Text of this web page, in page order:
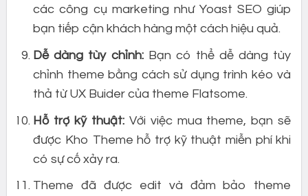
các công cụ marketing như Yoast SEO giúp
bạn tiếp cận khách hàng một cách hiệu quả.
Dễ dàng tùy chỉnh:Bạn có thể dễ dàng tùy
chỉnh theme bằng cách sử dụng trình kéo và
thả từ UX Buider của theme Flatsome.
Hỗ trợ kỹ thuật:Với việc mua theme, bạn sẽ
được Kho Theme hỗ trợ kỹ thuật miễn phí khi
có sự cố xảy ra.
Theme đã được edit và đảm bảo theme